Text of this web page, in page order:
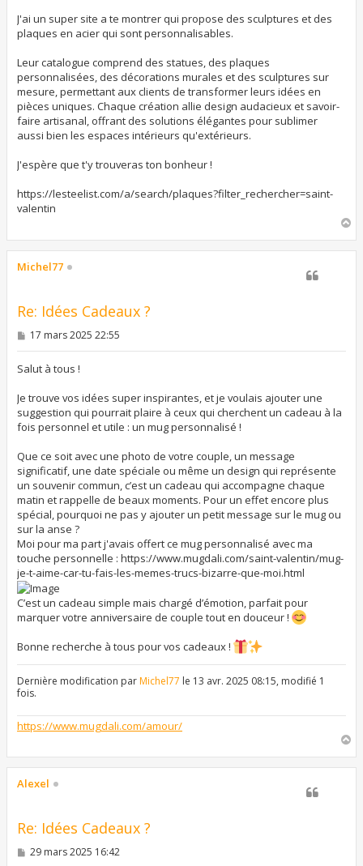
e
J'ai un super site a te montrer qui propose des sculptures et des
plaques en acier qui sont personnalisables.
Leur catalogue comprend des statues, des plaques
personnalisées, des décorations murales et des sculptures sur
mesure, permettant aux clients de transformer leurs idées en
pièces uniques. Chaque création allie design audacieux et savoir-
faire artisanal, offrant des solutions élégantes pour sublimer
aussi bien les espaces intérieurs qu'extérieurs.
J'espère que t'y trouveras ton bonheur !
https://lesteelist.com/a/search/plaques?filter_rechercher=saint-
valentin
u
Michel77
Re: Idées Cadeaux ?
M
s
e
17 mars 2025 22:55
Salut à tous !
Je trouve vos idées super inspirantes, et je voulais ajouter une
suggestion qui pourrait plaire à ceux qui cherchent un cadeau à la
fois personnel et utile : un mug personnalisé !
Que ce soit avec une photo de votre couple, un message
significatif, une date spéciale ou même un design qui représente
un souvenir commun, c’est un cadeau qui accompagne chaque
matin et rappelle de beaux moments. Pour un effet encore plus
spécial, pourquoi ne pas y ajouter un petit message sur le mug ou
sur la anse ?
Moi pour ma part j'avais offert ce mug personnalisé avec ma
touche personnelle : https://www.mugdali.com/saint-valentin/mug-
je-t-aime-car-tu-fais-les-memes-trucs-bizarre-que-moi.html
C’est un cadeau simple mais chargé d’émotion, parfait pour
marquer votre anniversaire de couple tout en douceur !
Bonne recherche à tous pour vos cadeaux !
Dernière modification parMichel77 le 13 avr. 2025 08:15, modifié 1
fois.
https://www.mugdali.com/amour/
u
Alexel
Re: Idées Cadeaux ?
M
29 mars 2025 16:42